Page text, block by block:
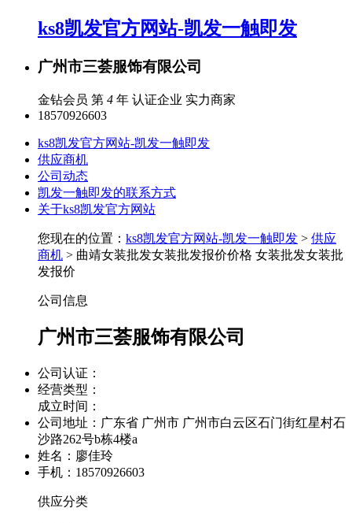
ks8凯发官方网站-凯发一触即发
广州市三荟服饰有限公司
金钻会员 第 4 年 认证企业 实力商家
18570926603
ks8凯发官方网站-凯发一触即发
供应商机
公司动态
凯发一触即发的联系方式
关于ks8凯发官方网站
您现在的位置： ks8凯发官方网站-凯发一触即发 > 供应
商机 > 曲靖女装批发女装批发报价价格 女装批发女装批
发报价
公司信息
广州市三荟服饰有限公司
公司认证：
经营类型：
成立时间：
公司地址： 广东省 广州市 广州市白云区石门街红星村石
沙路262号b栋4楼a
姓名：廖佳玲
手机：18570926603
供应分类